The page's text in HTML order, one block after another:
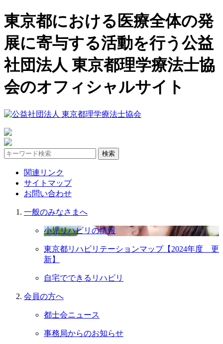
東京都における医療全体の発
展に寄与する活動を行う公益
社団法人 東京都理学療法士協
会のオフィシャルサイト
関連リンク
サイトマップ
お問い合わせ
一般のみなさまへ
小児リハビリの情報
東京都リハビリテーションマップ【2024年度 更
新】
自宅でできるリハビリ
会員の⽅へ
都士会ニュース
事務局からのお知らせ